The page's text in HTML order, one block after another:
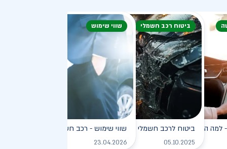
לקריאה
הוא כל כך פופולרי?
לקריאה
ביטוח רכב חשמלי
ביטוח לרכב חשמלי
05.10.2025
שווי שימוש
שווי שימוש - רכב חשמלי
23.04.2026